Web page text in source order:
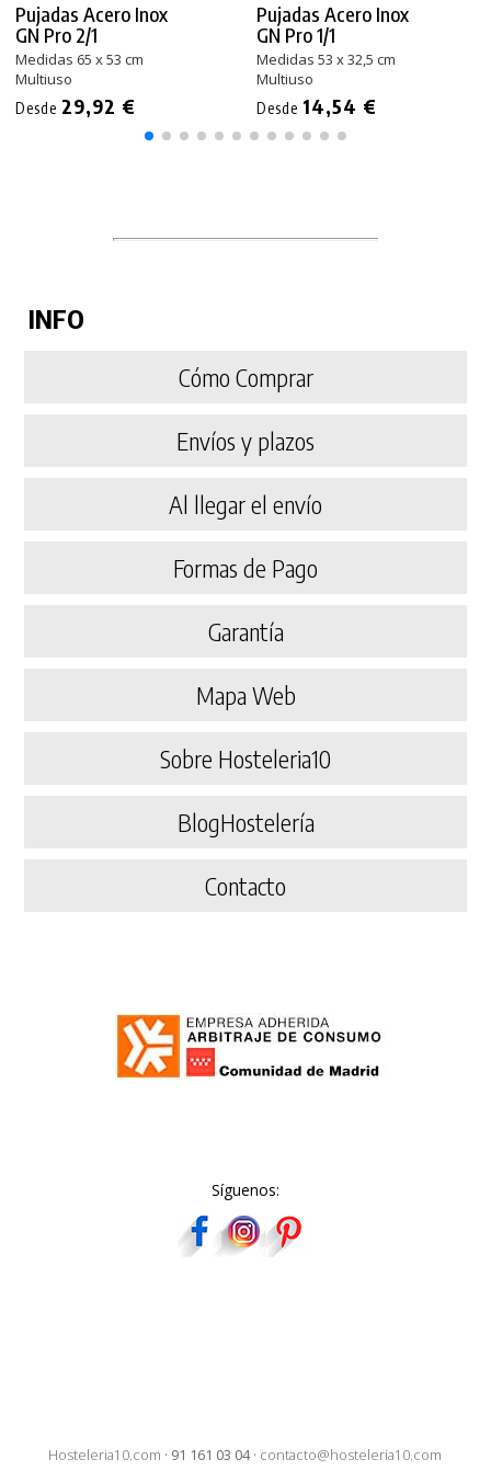
Pujadas Acero Inox
GN Pro 2/1
Medidas 65 x 53 cm
Multiuso
Desde 29,92 €
Pujadas Acero Inox
GN Pro 1/1
Medidas 53 x 32,5 cm
Multiuso
Desde 14,54 €
INFO
Cómo Comprar
Envíos y plazos
Al llegar el envío
Formas de Pago
Garantía
Mapa Web
Sobre Hosteleria10
BlogHostelería
Contacto
Síguenos:
Hosteleria10.com · 91 161 03 04· contacto@hosteleria10.com